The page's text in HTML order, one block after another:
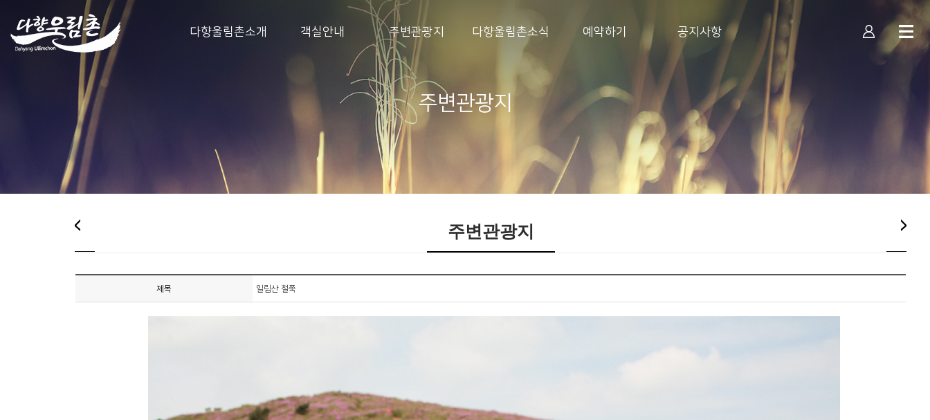
다향울림촌소개 객실안내 주변관광지 다향울림촌소식 예약하기 공지사항
주변관광지
주변관광지
제목 일림산 철쭉